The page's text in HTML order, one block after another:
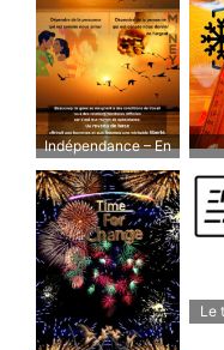
Indépendance – En
dépendance
Le